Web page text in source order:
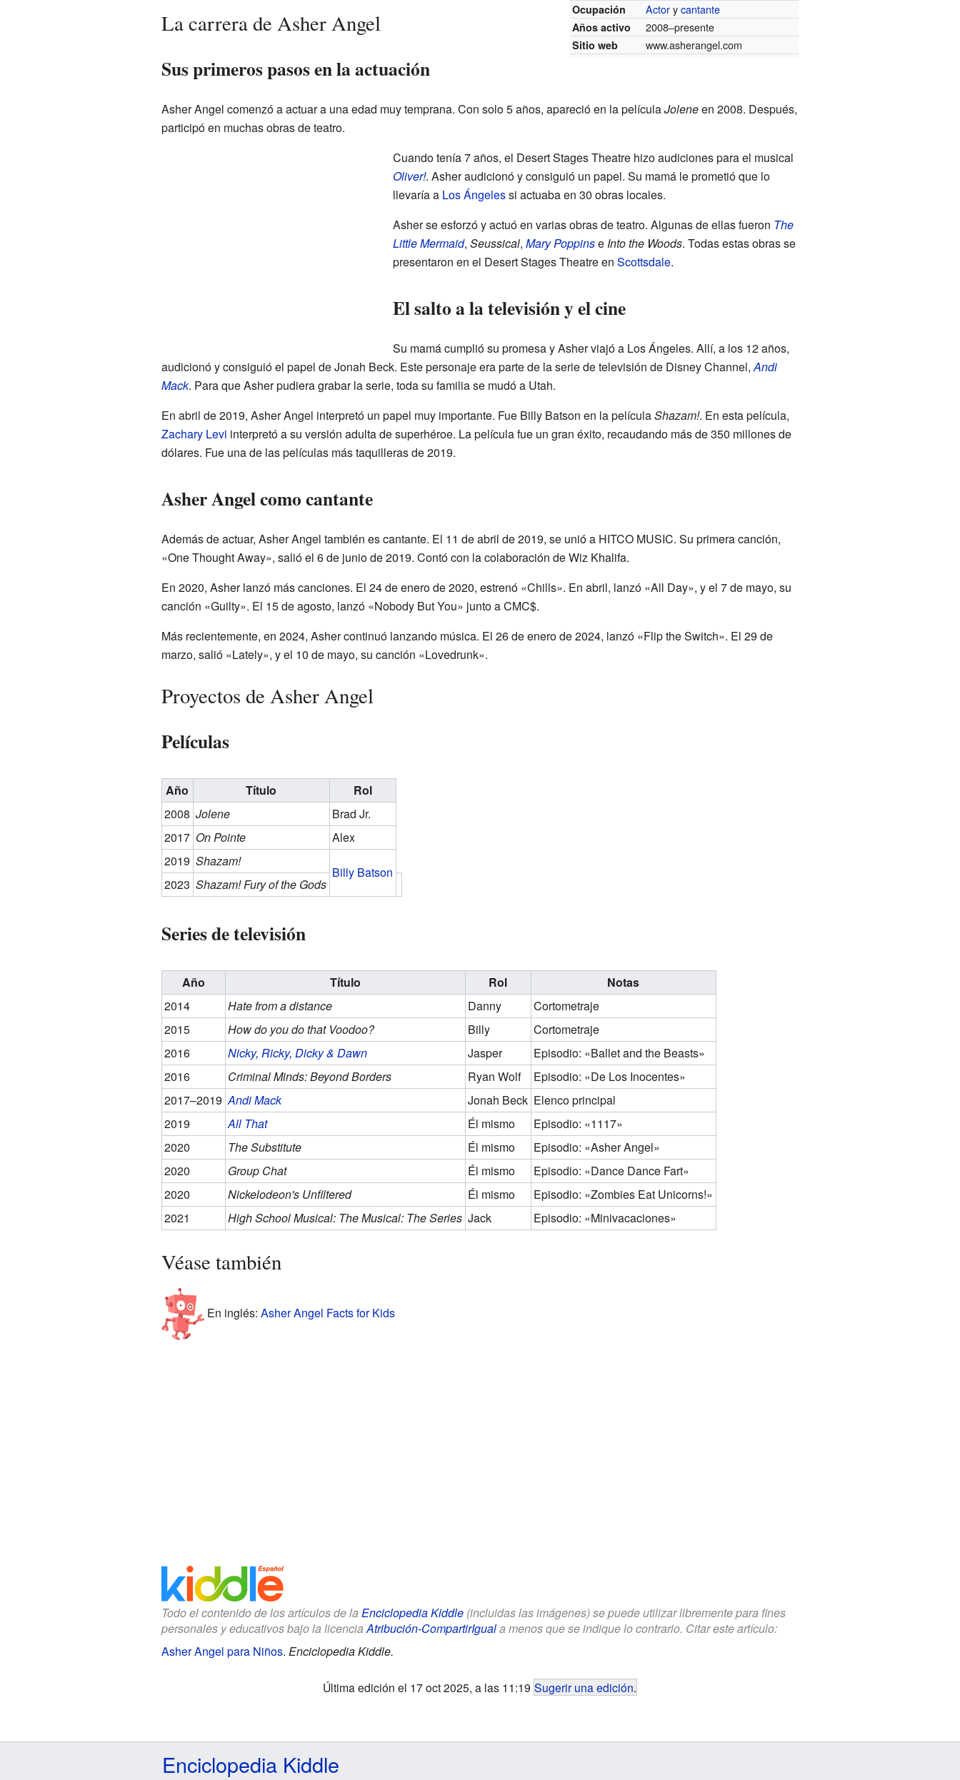
Ocupación
Actorycantante
Años activo 2008–presente
Sitio web www.asherangel.com
La carrera de Asher Angel
Sus primeros pasos en la actuación
Asher Angel comenzó a actuar a una edad muy temprana. Con solo 5 años, apareció en la películaJoleneen 2008. Después,
participó en muchas obras de teatro.
Cuando tenía 7 años, el Desert Stages Theatre hizo audiciones para el musical
Oliver!. Asher audicionó y consiguió un papel. Su mamá le prometió que lo
llevaría a Los Ángelessi actuaba en 30 obras locales.
Asher se esforzó y actuó en varias obras de teatro. Algunas de ellas fueron The
Little Mermaid, Seussical, Mary Poppinse Into the Woods. Todas estas obras se
presentaron en el Desert Stages Theatre en Scottsdale.
El salto a la televisión y el cine
Su mamá cumplió su promesa y Asher viajó a Los Ángeles. Allí, a los 12 años,
audicionó y consiguió el papel de Jonah Beck. Este personaje era parte de la serie de televisión de Disney Channel,Andi
Mack. Para que Asher pudiera grabar la serie, toda su familia se mudó a Utah.
En abril de 2019, Asher Angel interpretó un papel muy importante. Fue Billy Batson en la películaShazam!. En esta película,
Zachary Levi interpretó a su versión adulta de superhéroe. La película fue un gran éxito, recaudando más de 350 millones de
dólares. Fue una de las películas más taquilleras de 2019.
Asher Angel como cantante
Además de actuar, Asher Angel también es cantante. El 11 de abril de 2019, se unió a HITCO MUSIC. Su primera canción,
«One Thought Away», salió el 6 de junio de 2019. Contó con la colaboración de Wiz Khalifa.
En 2020, Asher lanzó más canciones. El 24 de enero de 2020, estrenó «Chills». En abril, lanzó «All Day», y el 7 de mayo, su
canción «Guilty». El 15 de agosto, lanzó «Nobody But You» junto a CMC$.
Más recientemente, en 2024, Asher continuó lanzando música. El 26 de enero de 2024, lanzó «Flip the Switch». El 29 de
marzo, salió «Lately», y el 10 de mayo, su canción «Lovedrunk».
Proyectos de Asher Angel
Películas
Año Título
Rol
2008 Jolene
Brad Jr.
2017 On Pointe
Alex
2019 Shazam!
Billy Batson
2023 Shazam! Fury of the Gods
Series de televisión
Año Título Rol
Notas
2014
Hate from a distance Danny
Cortometraje
2015
How do you do that Voodoo? Billy
Cortometraje
2016
Nicky, Ricky, Dicky & Dawn Jasper
Episodio: «Ballet and the Beasts»
2016
Criminal Minds: Beyond Borders Ryan Wolf
Episodio: «De Los Inocentes»
2017–2019 Andi Mack Jonah Beck Elenco principal
2019
All That Él mismo
Episodio: «1117»
2020
The Substitute Él mismo
Episodio: «Asher Angel»
2020
Group Chat Él mismo
Episodio: «Dance Dance Fart»
2020
Nickelodeon's Unfiltered Él mismo
Episodio: «Zombies Eat Unicorns!»
2021
High School Musical: The Musical: The Series Jack Episodio: «Minivacaciones»
Véase también
En inglés: Asher Angel Facts for Kids
Todo el contenido de los artículos de la Enciclopedia Kiddle(incluidas las imágenes) se puede utilizar libremente para fines
personales y educativos bajo la licenciaAtribución-CompartirIguala menos que se indique lo contrario. Citar este artículo:
Asher Angel para Niños. Enciclopedia Kiddle.
Última edición el 17 oct 2025, a las 11:19 Sugerir una edición.
Enciclopedia Kiddle